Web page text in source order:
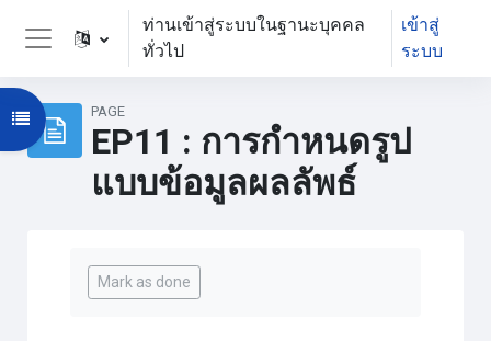
ข้ามไปที่เนื้อหาหลัก
Side panel
ท่านเข้าสู่ระบบในฐานะบุคคล
ทั่วไป
เข้าสู่
ระบบ
PAGE
EP11 : การกำหนดรูป
แบบข้อมูลผลลัพธ์
Open course index
Mark as done